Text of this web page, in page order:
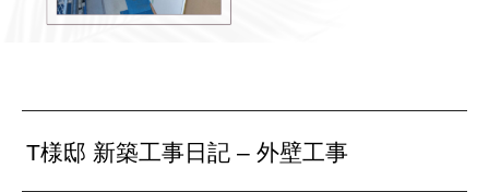
T様邸 新築工事日記 – 外壁工事